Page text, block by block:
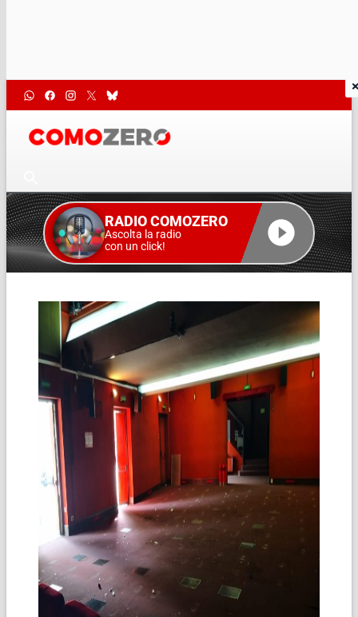
RADIO COMOZERO
Ascolta la radio
con un click!